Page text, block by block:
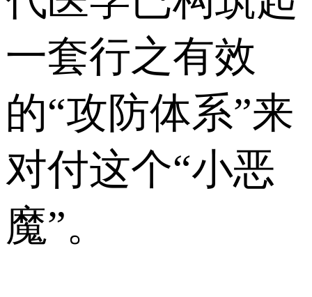
一套行之有效
的“攻防体系”来
对付这个“小恶
魔”。